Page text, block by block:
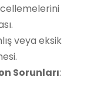
veya eksik
Sorunları: